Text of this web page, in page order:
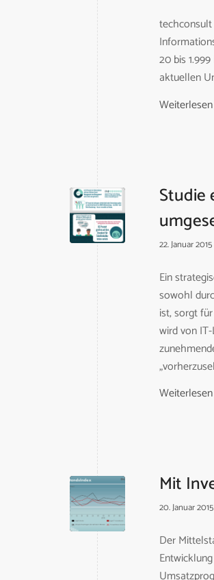
20 bis
aktuellen
Weiterlesen
Studie
22. Januar 2015
Ein
sowohl
ist, sorgt
wird von
Weiterlesen
Mit
20. Januar 2015
Der